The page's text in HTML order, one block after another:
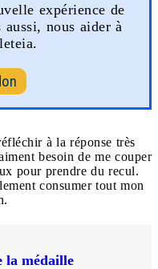
expérience de
nous aider à
à la réponse très
besoin de me couper
pour prendre du recul.
consumer tout mon
la médaille